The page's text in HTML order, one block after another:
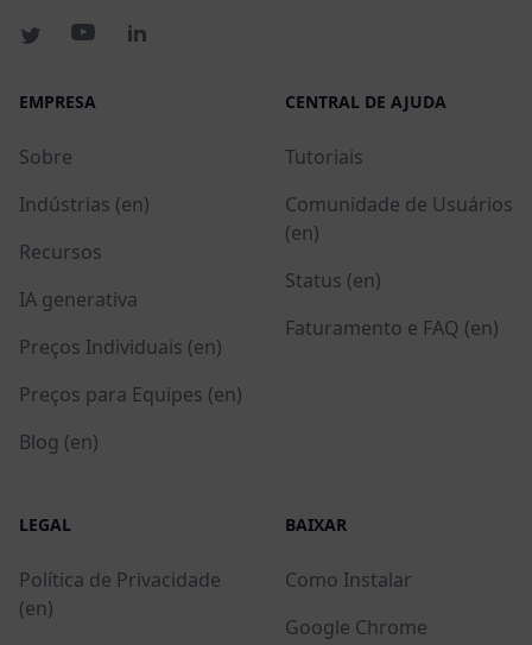
EMPRESA
Sobre
Indústrias (en)
Recursos
IA generativa
Preços Individuais (en)
Preços para Equipes (en)
Blog (en)
CENTRAL DE AJUDA
Tutoriais
Comunidade de Usuários
(en)
Status (en)
Faturamento e FAQ (en)
LEGAL
Política de Privacidade
(en)
BAIXAR
Como Instalar
Google Chrome